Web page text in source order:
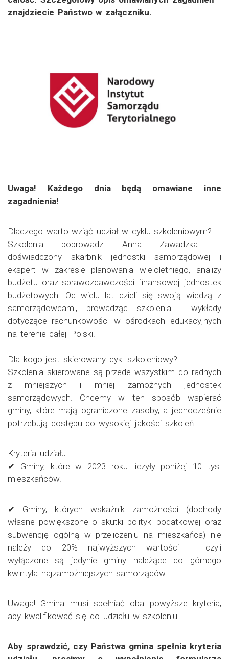
znajdziecie Państwo w załączniku.
Uwaga! Każdego dnia będą omawiane inne
zagadnienia!
Dlaczego warto wziąć udział w cyklu szkoleniowym?
Szkolenia poprowadzi Anna Zawadzka –
doświadczony skarbnik jednostki samorządowej i
ekspert w zakresie planowania wieloletniego, analizy
budżetu oraz sprawozdawczości finansowej jednostek
budżetowych. Od wielu lat dzieli się swoją wiedzą z
samorządowcami, prowadząc szkolenia i wykłady
dotyczące rachunkowości w ośrodkach edukacyjnych
na terenie całej Polski.
Dla kogo jest skierowany cykl szkoleniowy?
Szkolenia skierowane są przede wszystkim do radnych
z mniejszych i mniej zamożnych jednostek
samorządowych. Chcemy w ten sposób wspierać
gminy, które mają ograniczone zasoby, a jednocześnie
potrzebują dostępu do wysokiej jakości szkoleń.
Kryteria udziału:
✔ Gminy, które w 2023 roku liczyły poniżej 10 tys.
mieszkańców.
✔ Gminy, których wskaźnik zamożności (dochody
własne powiększone o skutki polityki podatkowej oraz
subwencję ogólną w przeliczeniu na mieszkańca) nie
należy do 20% najwyższych wartości – czyli
wyłączone są jedynie gminy należące do górnego
kwintyla najzamożniejszych samorządów.
Uwaga! Gmina musi spełniać oba powyższe kryteria,
aby kwalifikować się do udziału w szkoleniu.
Aby sprawdzić, czy Państwa gmina spełnia kryteria